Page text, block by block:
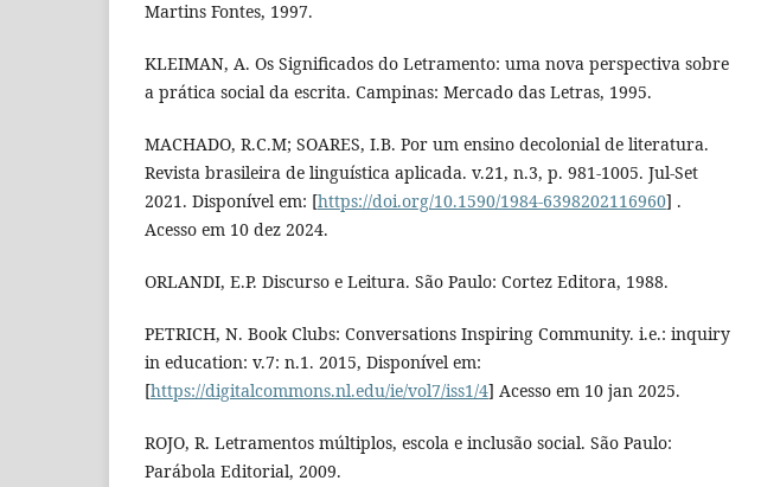
Martins Fontes, 1997.
KLEIMAN, A. Os Significados do Letramento: uma nova perspectiva sobre
a prática social da escrita. Campinas: Mercado das Letras, 1995.
MACHADO, R.C.M; SOARES, I.B. Por um ensino decolonial de literatura.
Revista brasileira de linguística aplicada. v.21, n.3, p. 981-1005. Jul-Set
2021. Disponível em: [https://doi.org/10.1590/1984-6398202116960] .
Acesso em 10 dez 2024.
ORLANDI, E.P. Discurso e Leitura. São Paulo: Cortez Editora, 1988.
PETRICH, N. Book Clubs: Conversations Inspiring Community. i.e.: inquiry
in education: v.7: n.1. 2015, Disponível em:
[https://digitalcommons.nl.edu/ie/vol7/iss1/4] Acesso em 10 jan 2025.
ROJO, R. Letramentos múltiplos, escola e inclusão social. São Paulo:
Parábola Editorial, 2009.